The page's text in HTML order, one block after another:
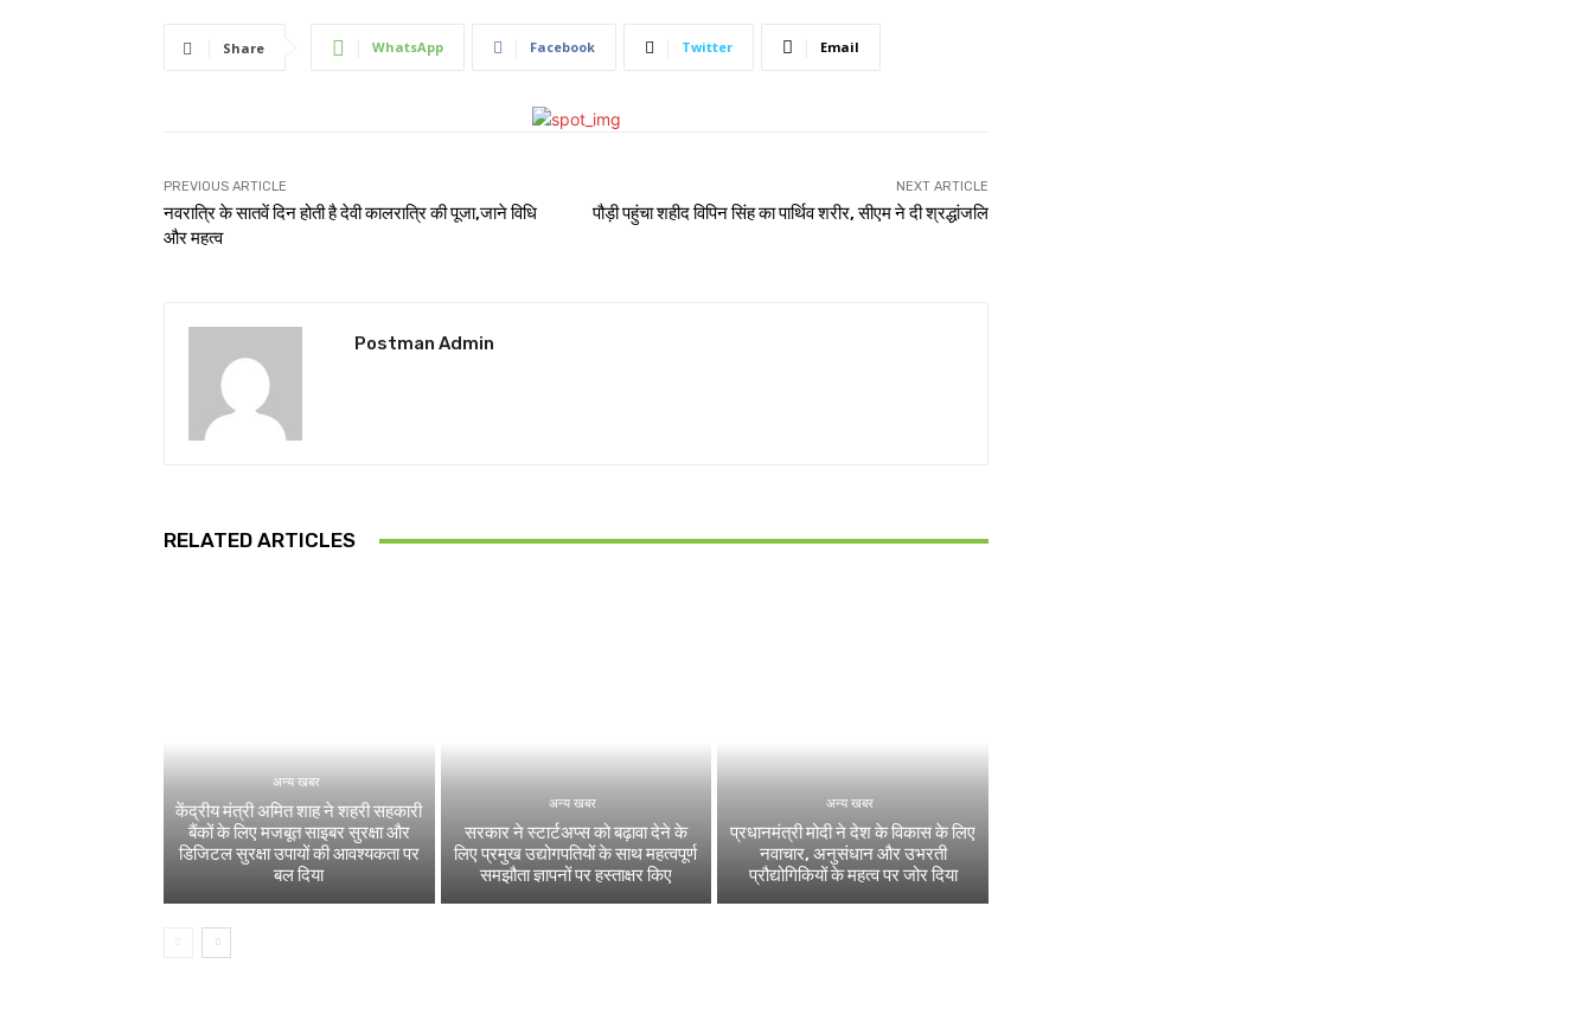
Share WhatsApp Facebook Twitter Email
PREVIOUS ARTICLE
नवरात्रि के सातवें दिन होती है देवी कालरात्रि की पूजा,जाने विधि
और महत्व
NEXT ARTICLE
पौड़ी पहुंचा शहीद विपिन सिंह का पार्थिव शरीर, सीएम ने दी श्रद्धांजलि
Postman Admin
RELATED ARTICLES
अन्य खबर
केंद्रीय मंत्री अमित शाह ने शहरी सहकारी
बैंकों के लिए मजबूत साइबर सुरक्षा और
डिजिटल सुरक्षा उपायों की आवश्यकता पर
बल दिया
अन्य खबर
सरकार ने स्टार्टअप्‍स को बढ़ावा देने के
लिए प्रमुख उद्योगपतियों के साथ महत्‍वपूर्ण
समझौता ज्ञापनों पर हस्‍ताक्षर किए
अन्य खबर
प्रधानमंत्री मोदी ने देश के विकास के लिए
नवाचार, अनुसंधान और उभरती
प्रौद्योगिकियों के महत्व पर जोर दिया